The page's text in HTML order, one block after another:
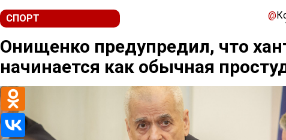
СПОРТ @
Онищенко предупредил, что
начинается как обычная